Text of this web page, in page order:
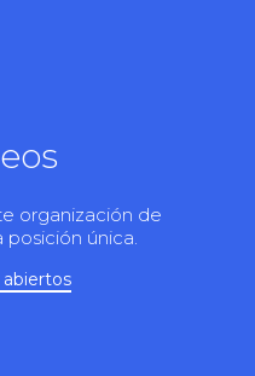
organización de
posición única.